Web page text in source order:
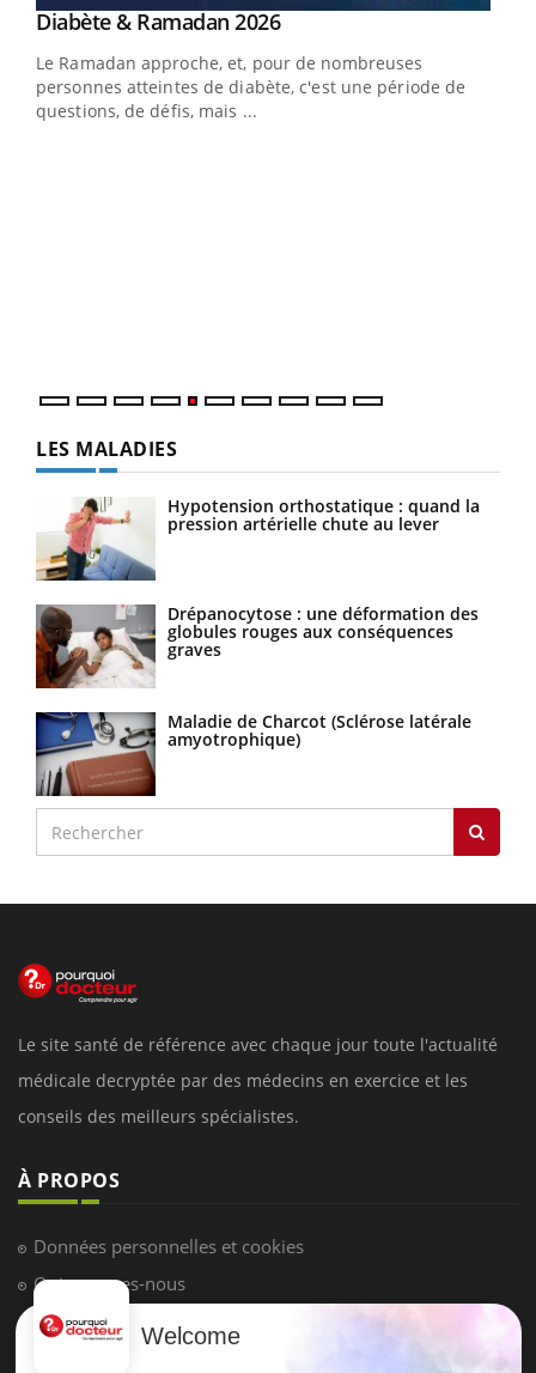
Youtube
Diabète & Ramadan 2026Youtube
Le Ramadan approche, et, pour de nombreuses
personnes atteintes de diabète, c'est une période de
questions, de défis, mais ...
LES MALADIES
Hypotension orthostatique : quand la
pression artérielle chute au lever
Drépanocytose : une déformation des
globules rouges aux conséquences
graves
Maladie de Charcot (Sclérose latérale
amyotrophique)
Le site santé de référence avec chaque jour toute l'actualité
médicale decryptée par des médecins en exercice et les
conseils des meilleurs spécialistes.
À PROPOS
Données personnelles et cookies
Qui sommes-nous
Conditions d'utilisation
Welcome